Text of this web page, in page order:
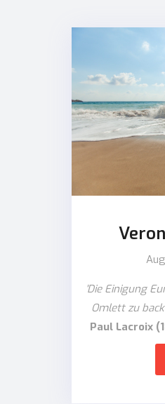
'Die Einigung
Omlett zu
Paul Lacroix